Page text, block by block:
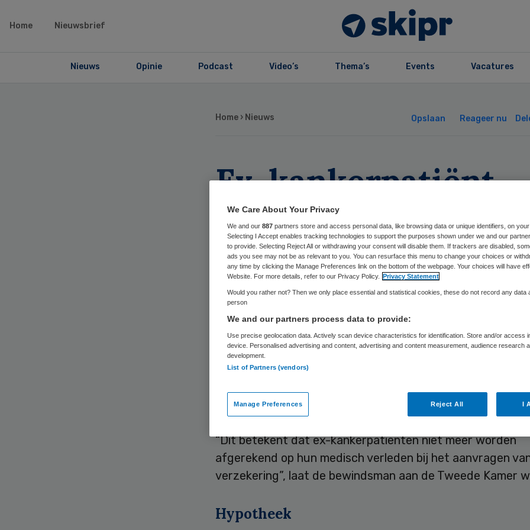
Home Nieuwsbrief
Nieuws Opinie Podcast Video’s Thema’s Events Vacatures
Home › Nieuws Opslaan Reageer nu
Ex-kankerpatiënt
krijgt betaalbare
verzekering
Voormalige kankerpatiënten kunnen binnenkort een
overlijdensrisicoverzekering afsluiten. Minister Wopke
verzekeringssector.
“Dit betekent dat ex-kankerpatiënten niet meer worden
afgerekend op hun medisch verleden bij het aanvragen
verzekering”, laat de bewindsman aan de Tweede Kamer
Hypotheek
We Care About Your Privacy
We and our 887 partners store and access personal data, like browsing data or unique identifiers, on your
Selecting I Accept enables tracking technologies to support the purposes shown under we and our
to provide. Selecting Reject All or withdrawing your consent will disable them. If trackers are disabled,
ads you see may not be as relevant to you. You can resurface this menu to change your choices or
any time by clicking the Manage Preferences link on the bottom of the webpage. Your choices will have
Website. For more details, refer to our Privacy Policy. Privacy Statement
Would you rather not? Then we only place essential and statistical cookies, these do not record any data
person
We and our partners process data to provide:
Use precise geolocation data. Actively scan device characteristics for identification. Store and/or access
device. Personalised advertising and content, advertising and content measurement, audience research
development.
List of Partners (vendors)
Manage Preferences Reject All I